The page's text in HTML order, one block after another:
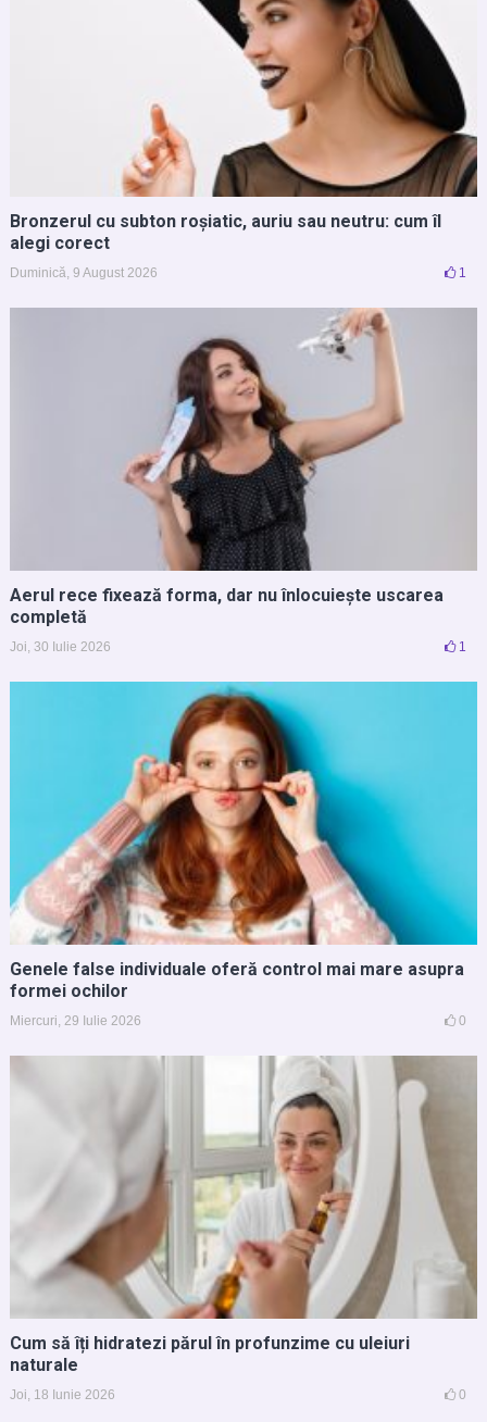
Bronzerul cu subton roșiatic, auriu sau neutru: cum îl
alegi corect
Duminică, 9 August 2026 1
Aerul rece fixează forma, dar nu înlocuiește uscarea
completă
Joi, 30 Iulie 2026 1
Genele false individuale oferă control mai mare asupra
formei ochilor
Miercuri, 29 Iulie 2026 0
Cum să îți hidratezi părul în profunzime cu uleiuri
naturale
Joi, 18 Iunie 2026 0